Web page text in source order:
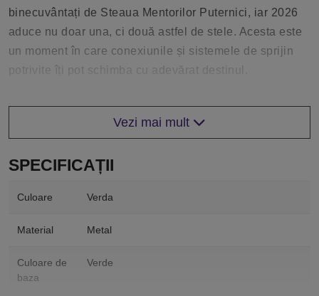
binecuvântați de Steaua Mentorilor Puternici, iar 2026
aduce nu doar una, ci două astfel de stele. Acesta este
un moment în care conexiunile și sistemele de sprijin
potrivite îți pot schimba cu adevărat destinul.
pentru putere personală
te ajută, adesea fără ca tu să știi măcar
succesul
Vezi mai mult
SPECIFICAȚII
Culoare Verda
Material Metal
Culoare de
baza
Verde